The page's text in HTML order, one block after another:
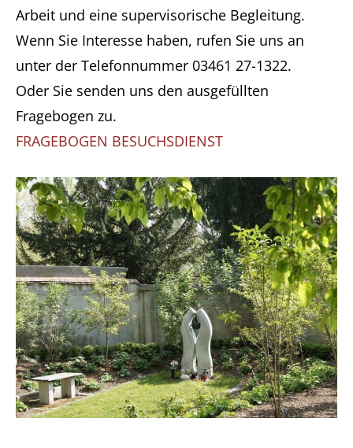
Arbeit und eine supervisorische Begleitung.
Wenn Sie Interesse haben, rufen Sie uns an
unter der Telefonnummer 03461 27-1322.
Oder Sie senden uns den ausgefüllten
Fragebogen zu.
FRAGEBOGEN BESUCHSDIENST